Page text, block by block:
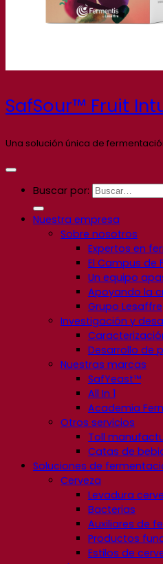
SafSour™ Fruit
Una solución única de
Buscar por:
Nuestra empresa
Sobre nosotros
Expertos en
El Campus de
Un equipo
Apoyando la
Grupo Lesaffre
Investigación y
Desarrollo de
Nuestras marcas
SafYeast™
All In 1
Academia
Otros servicios
Toll
Catas de
Soluciones de
Cerveza
Levadura
Bacterias
Auxiliares de
Productos
Estilos de